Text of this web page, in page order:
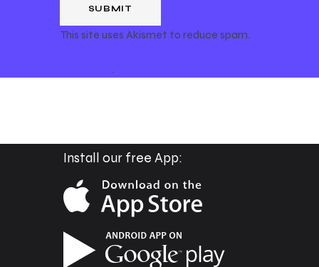
This site uses Akismet to reduce spam.
.
Install our free App: